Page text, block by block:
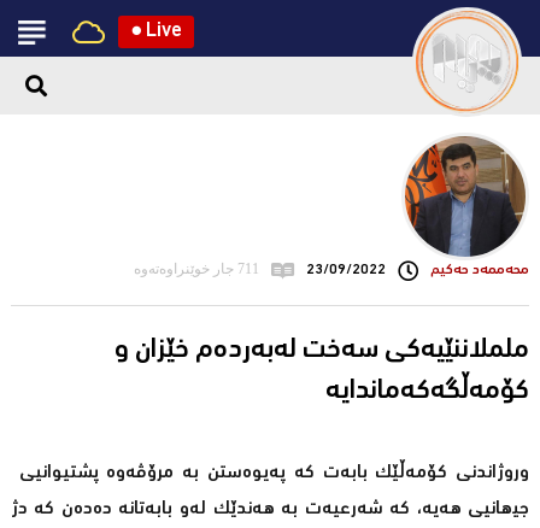
● Live
محه‌ممه‌د حه‌كیم 23/09/2022 711 جار خوێنراوەتەوە
ململاننێیەكی سەخت لەبەردەم خێزان و
كۆمەڵگەكەماندایە
وروژاندنی کۆمەڵێك بابەت کە پەیوەستن بە مرۆڤەوە پشتیوانیی
جیھانیی ھەیە، کە شەرعیەت بە ھەندێک لەو بابەتانە دەدەن کە دژ